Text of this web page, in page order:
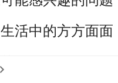
生活中的方方面面